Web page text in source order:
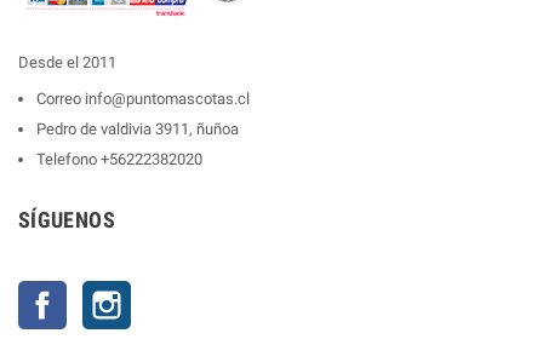
Desde el 2011
Correo info@puntomascotas.cl
Pedro de valdivia 3911, ñuñoa
Telefono +56222382020
SÍGUENOS
Facebook